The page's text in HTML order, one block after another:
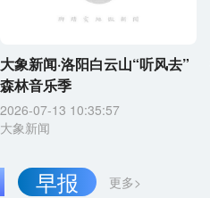
大象新闻·洛阳白云山“听风去”
森林音乐季
2026-07-13 10:35:57
大象新闻
更多>
早报